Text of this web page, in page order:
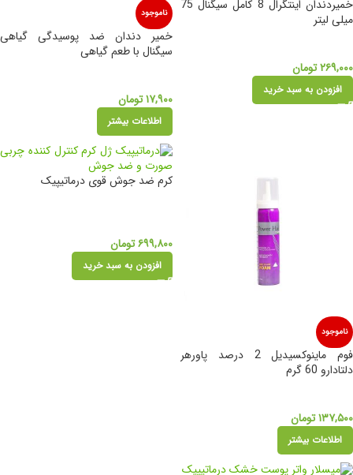
خمیردندان اینتگرال 8 کامل سیگنال 75
میلی لیتر
۲۶۹,۰۰۰تومان
افزودن به سبد خرید
ناموجود
خمیر دندان ضد پوسیدگی گیاهی
سیگنال با طعم گیاهی
۱۷,۹۰۰تومان
اطلاعات بیشتر
ناموجود
فوم ماینوکسیدیل 2 درصد پاورهر
دلتادارو 60 گرم
۱۳۷,۵۰۰تومان
اطلاعات بیشتر
کرم ضد جوش قوی درماتیپیک
۶۹۹,۸۰۰تومان
افزودن به سبد خرید